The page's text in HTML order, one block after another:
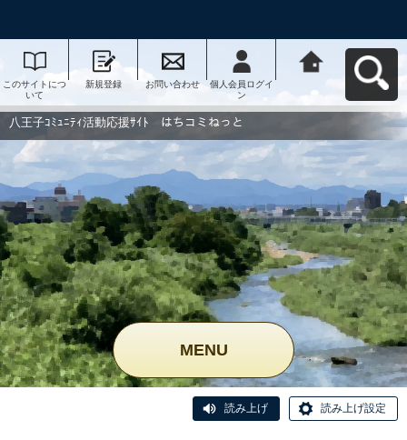
このサイトにつ
いて
新規登録 お問い合わせ
個人会員ログイ
ン
動応援ｻｲﾄ はち
コミねっとへ戻
八王子ｺﾐｭﾆﾃｨ活動応援ｻｲﾄ はちコミねっと
MENU
読み上げ 読み上げ設定